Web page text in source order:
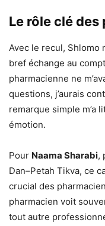
Le rôle clé
Avec le recul, Shlomo
bref échange au
pharmacienne ne
questions, j’aurais
remarque simple m’a
émotion.
Pour Naama Sharabi,
Dan–Petah Tikva, ce
crucial des
pharmacien voit
tout autre